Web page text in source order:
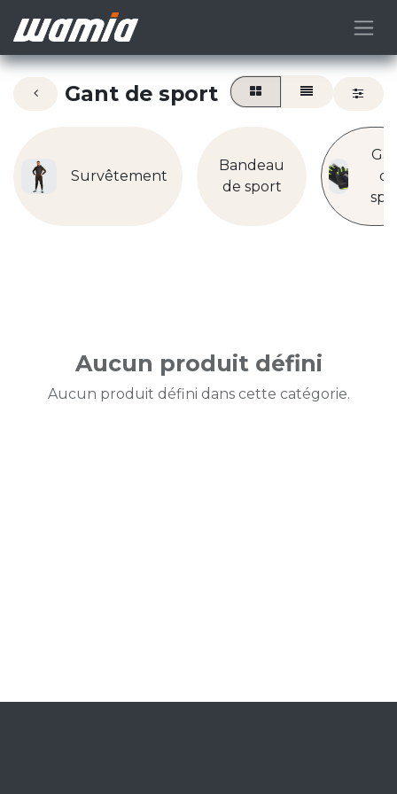
Gant de sport
Survêtement
Bandeau
de sport
Aucun produit défini
Aucun produit défini dans cette catégorie.